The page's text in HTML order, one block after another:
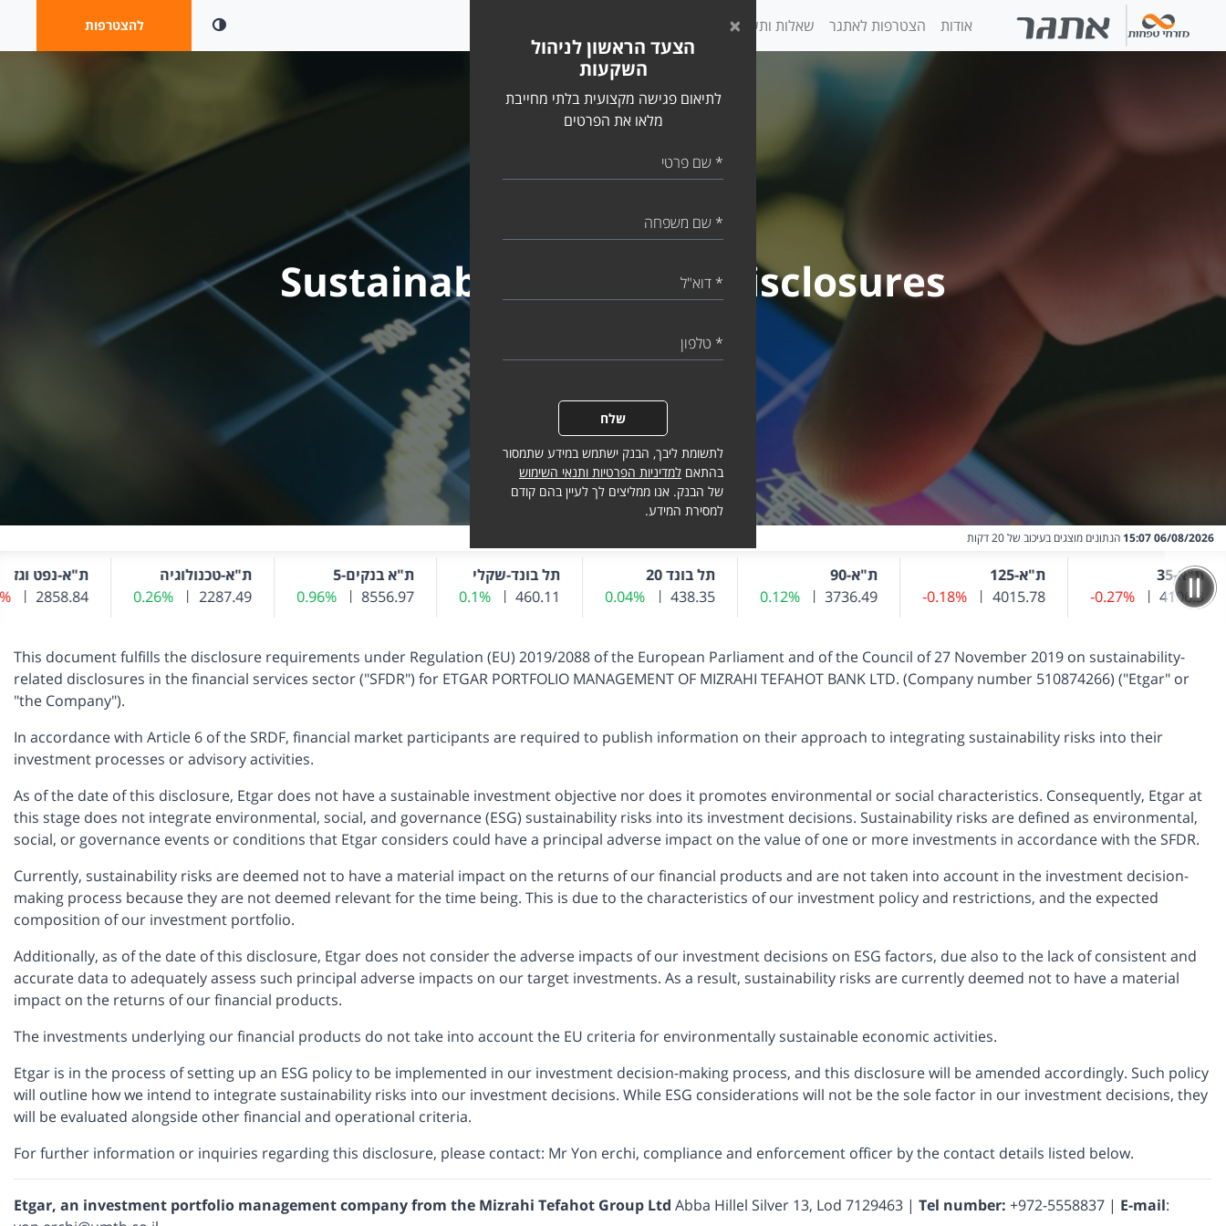
להצטרפות אודות הצטרפות לאתגר שאלות ותשובות
×
הצעד הראשון לניהול
השקעות
לתיאום פגישה מקצועית בלתי מחייבת
מלאו את הפרטים
שם פרטי
שם משפחה
דואר אלקטרוני
טלפון
שלח
לתשומת ליבך, הבנק ישתמש במידע שתמסור
בהתאם למדיניות הפרטיות ותנאי השימוש
של הבנק. אנו ממליצים לך לעיין בהם קודם
למסירת המידע.
Sustainability-related disclosures
06/08/2026 15:07 הנתונים מוצגים בעיכוב של 20 דקות
ת"א-35
שער נוכחי
4106.3 שינוי שער אחרון
-0.27%
ת"א-125
שער נוכחי
4015.78 שינוי שער אחרון
-0.18%
ת"א-90
שער נוכחי
3736.49 שינוי שער אחרון
0.12%
תל בונד 20
שער נוכחי
438.35 שינוי שער אחרון
0.04%
תל בונד-שקלי
שער נוכחי
460.11 שינוי שער אחרון
0.1%
ת"א בנקים-5
שער נוכחי
8556.97 שינוי שער אחרון
0.96%
ת"א-טכנולוגיה
שער נוכחי
2287.49 שינוי שער אחרון
0.26%
ת"א-נפט וגז
שער נוכחי
2858.84
This document fulfills the disclosure requirements under Regulation (EU) 2019/2088 of the European Parliament and of the Council of 27 November 2019 on sustainability-
related disclosures in the financial services sector ("SFDR") for ETGAR PORTFOLIO MANAGEMENT OF MIZRAHI TEFAHOT BANK LTD. (Company number 510874266) ("Etgar" or
"the Company").
In accordance with Article 6 of the SRDF, financial market participants are required to publish information on their approach to integrating sustainability risks into their
investment processes or advisory activities.
As of the date of this disclosure, Etgar does not have a sustainable investment objective nor does it promotes environmental or social characteristics. Consequently, Etgar at
this stage does not integrate environmental, social, and governance (ESG) sustainability risks into its investment decisions. Sustainability risks are defined as environmental,
social, or governance events or conditions that Etgar considers could have a principal adverse impact on the value of one or more investments in accordance with the SFDR.
Currently, sustainability risks are deemed not to have a material impact on the returns of our financial products and are not taken into account in the investment decision-
making process because they are not deemed relevant for the time being. This is due to the characteristics of our investment policy and restrictions, and the expected
composition of our investment portfolio.
Additionally, as of the date of this disclosure, Etgar does not consider the adverse impacts of our investment decisions on ESG factors, due also to the lack of consistent and
accurate data to adequately assess such principal adverse impacts on our target investments. As a result, sustainability risks are currently deemed not to have a material
impact on the returns of our financial products.
The investments underlying our financial products do not take into account the EU criteria for environmentally sustainable economic activities.
Etgar is in the process of setting up an ESG policy to be implemented in our investment decision-making process, and this disclosure will be amended accordingly. Such policy
will outline how we intend to integrate sustainability risks into our investment decisions. While ESG considerations will not be the sole factor in our investment decisions, they
will be evaluated alongside other financial and operational criteria.
For further information or inquiries regarding this disclosure, please contact: Mr Yon erchi, compliance and enforcement officer by the contact details listed below.
Etgar, an investment portfolio management company from the Mizrahi Tefahot Group Ltd Abba Hillel Silver 13, Lod 7129463 | Tel number: +972-5558837 | E-mail: